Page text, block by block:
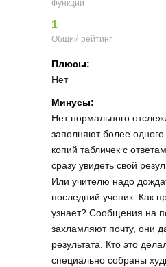
Функции
1
Общий рейтинг
Плюсы:
Нет
Минусы:
Нет нормального
заполняют более одного
копий табличек с
сразу увидеть свой
Или учителю надо
последний ученик. Как
узнает? Сообщения на
захламляют почту, они
результата. Кто это
специально собраны